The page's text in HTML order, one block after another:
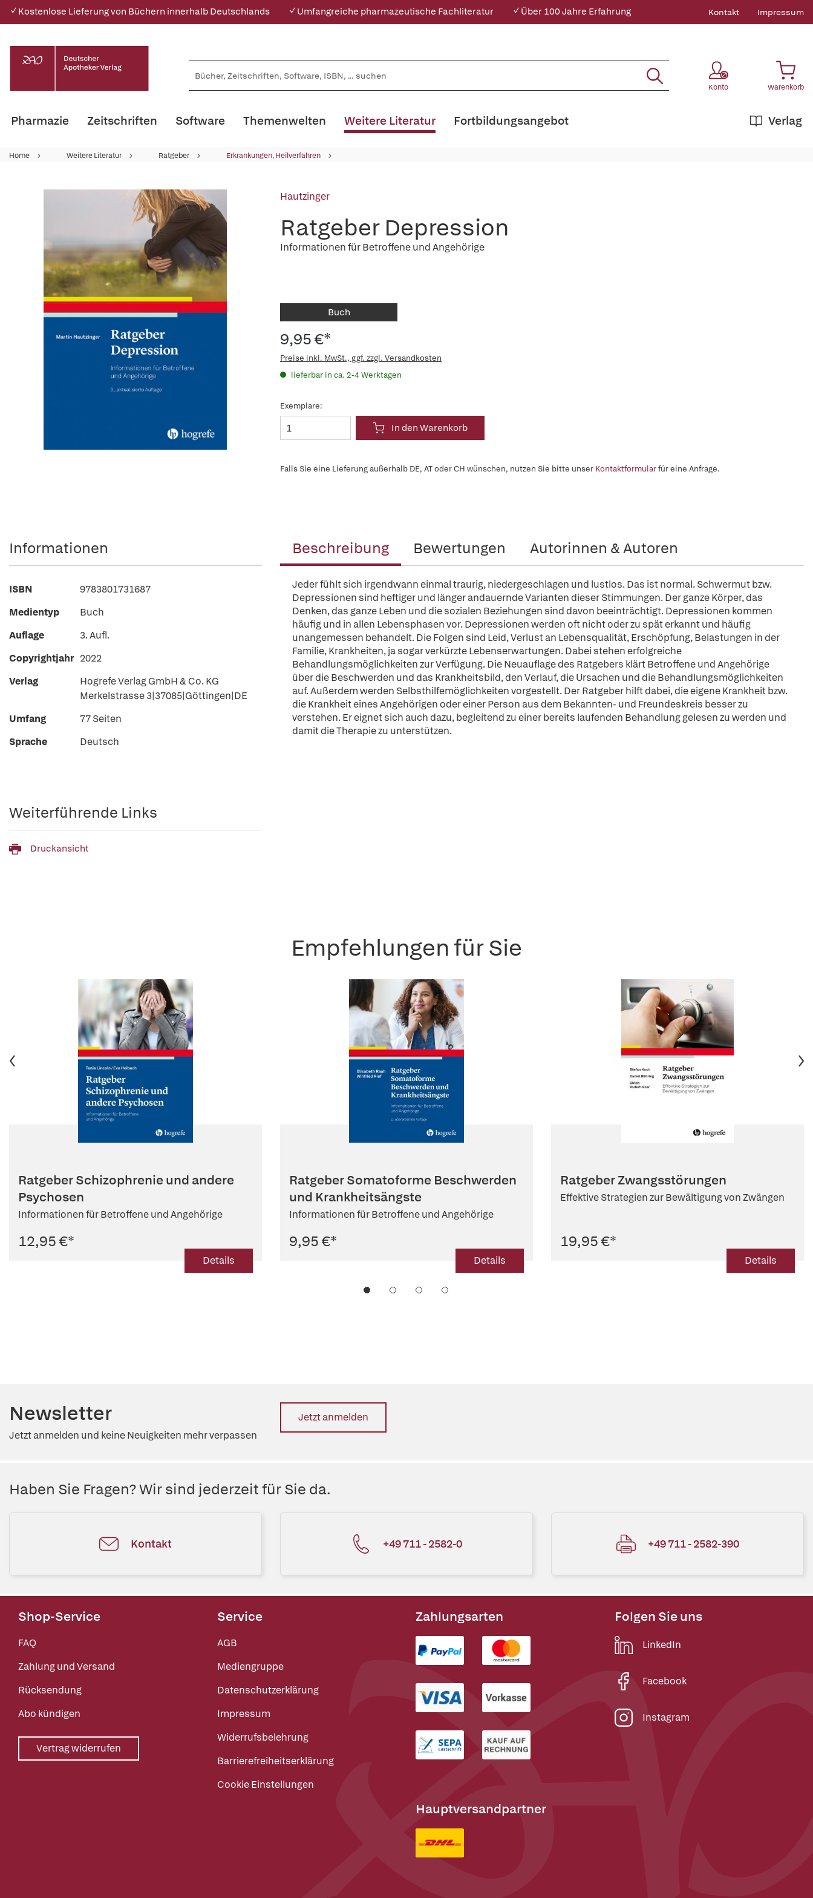
✓ Kostenlose Lieferung von Büchern innerhalb Deutschlands ✓ Umfangreiche pharmazeutische Fachliteratur ✓ Über 100 Jahre Erfahrung Kontakt Impressum
Konto Warenkorb
Pharmazie Zeitschriften Software Themenwelten Weitere Literatur Verlag
Fortbildungsangebot
Home Weitere Literatur Ratgeber Erkrankungen, Heilverfahren
Hautzinger
Ratgeber Depression
Informationen für Betroffene und Angehörige
Buch
9,95 €*
Preise inkl. MwSt., ggf. zzgl. Versandkosten
lieferbar in ca. 2-4 Werktagen
Exemplare:
In den Warenkorb
Falls Sie eine Lieferung außerhalb DE, AT oder CH wünschen, nutzen Sie bitte unser Kontaktformularfür eine Anfrage.
Beschreibung Bewertungen Autorinnen & Autoren
Jeder fühlt sich irgendwann einmal traurig, niedergeschlagen und lustlos. Das ist normal. Schwermut bzw.
Depressionen sind heftiger und länger andauernde Varianten dieser Stimmungen. Der ganze Körper, das
Denken, das ganze Leben und die sozialen Beziehungen sind davon beeinträchtigt. Depressionen kommen
häufig und in allen Lebensphasen vor. Depressionen werden oft nicht oder zu spät erkannt und häufig
unangemessen behandelt. Die Folgen sind Leid, Verlust an Lebensqualität, Erschöpfung, Belastungen in der
Familie, Krankheiten, ja sogar verkürzte Lebenserwartungen. Dabei stehen erfolgreiche
Behandlungsmöglichkeiten zur Verfügung. Die Neuauflage des Ratgebers klärt Betroffene und Angehörige
über die Beschwerden und das Krankheitsbild, den Verlauf, die Ursachen und die Behandlungsmöglichkeiten
auf. Außerdem werden Selbsthilfemöglichkeiten vorgestellt. Der Ratgeber hilft dabei, die eigene Krankheit bzw.
die Krankheit eines Angehörigen oder einer Person aus dem Bekannten- und Freundeskreis besser zu
verstehen. Er eignet sich auch dazu, begleitend zu einer bereits laufenden Behandlung gelesen zu werden und
damit die Therapie zu unterstützen.
Informationen
ISBN
9783801731687
Medientyp
Buch
Auflage
3. Aufl.
Copyrightjahr 2022
Verlag
Hogrefe Verlag GmbH & Co. KG
Merkelstrasse 3|37085|Göttingen|DE
Umfang
77 Seiten
Sprache
Deutsch
Weiterführende Links
Druckansicht
Empfehlungen für Sie
Ratgeber Schizophrenie und andere
Psychosen
Informationen für Betroffene und Angehörige
12,95 €*
Details
Ratgeber Somatoforme Beschwerden
und Krankheitsängste
Informationen für Betroffene und Angehörige
9,95 €*
Details
Ratgeber Zwangsstörungen
Effektive Strategien zur Bewältigung von Zwängen
19,95 €*
Details
Newsletter
Jetzt anmelden und keine Neuigkeiten mehr verpassen
Jetzt anmelden
Haben Sie Fragen? Wir sind jederzeit für Sie da.
Kontakt +49 711 - 2582-0 +49 711 - 2582-390
Shop-Service
FAQ
Zahlung und Versand
Rücksendung
Abo kündigen
Vertrag widerrufen
Service
AGB
Mediengruppe
Datenschutzerklärung
Impressum
Widerrufsbelehrung
Barrierefreiheitserklärung
Cookie Einstellungen
Zahlungsarten
Hauptversandpartner
Folgen Sie uns
LinkedIn
Facebook
Instagram